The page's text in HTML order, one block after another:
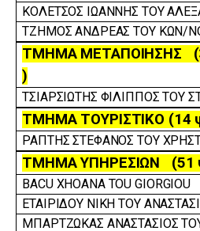
ΚΟΛΕΤΣΟΣ ΙΩΑΝΝΗΣ ΤΟΥ
ΤΖΗΜΟΣ ΑΝΔΡΕΑΣ ΤΟΥ ΚΩΝ/
ΤΜΗΜΑ ΜΕΤΑΠΟΙΗΣΗΣ
)
ΤΣΙΑΡΣΙΩΤΗΣ ΦΙΛΙΠΠΟΣ ΤΟΥ
ΤΜΗΜΑ ΤΟΥΡΙΣΤΙΚΟ (14
ΡΑΠΤΗΣ ΣΤΕΦΑΝΟΣ ΤΟΥ
ΤΜΗΜΑ ΥΠΗΡΕΣΙΩΝ (51
BACU XHOANA TOU GIORGIOU
ΕΤΑΙΡΙΔΟΥ ΝΙΚΗ ΤΟΥ
ΜΠΑΡΤΖΩΚΑΣ ΑΝΑΣΤΑΣΙΟΣ